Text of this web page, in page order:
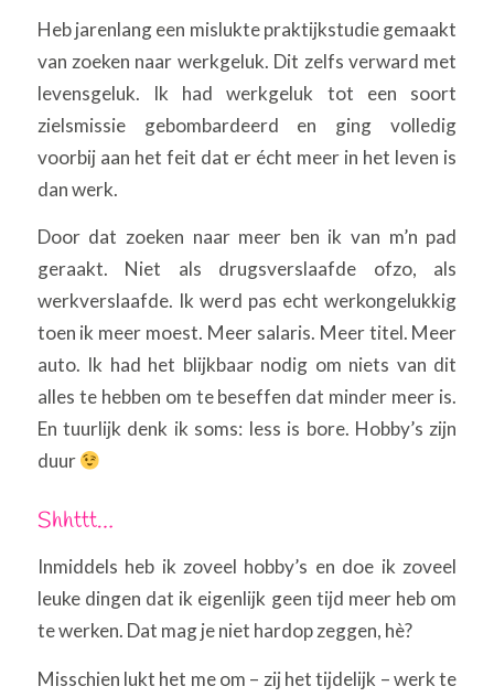
Heb jarenlang een mislukte praktijkstudie gemaakt
van zoeken naar werkgeluk. Dit zelfs verward met
levensgeluk. Ik had werkgeluk tot een soort
zielsmissie gebombardeerd en ging volledig
voorbij aan het feit dat er écht meer in het leven is
dan werk.
Door dat zoeken naar meer ben ik van m’n pad
geraakt. Niet als drugsverslaafde ofzo, als
werkverslaafde. Ik werd pas echt werkongelukkig
toen ik meer moest. Meer salaris. Meer titel. Meer
auto. Ik had het blijkbaar nodig om niets van dit
alles te hebben om te beseffen dat minder meer is.
En tuurlijk denk ik soms: less is bore. Hobby’s zijn
duur
Shhttt…
Inmiddels heb ik zoveel hobby’s en doe ik zoveel
leuke dingen dat ik eigenlijk geen tijd meer heb om
te werken. Dat mag je niet hardop zeggen, hè?
Misschien lukt het me om – zij het tijdelijk – werk te